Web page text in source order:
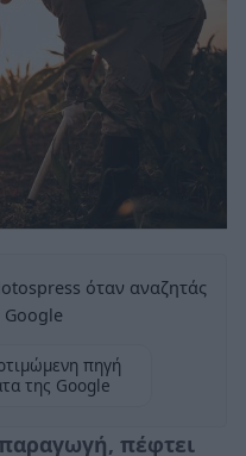
όταν αναζητάς
Google
πηγή
της Google
πέφτει